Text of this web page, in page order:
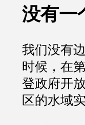
没有一
我们没有
时候，在
登政府开
区的水域